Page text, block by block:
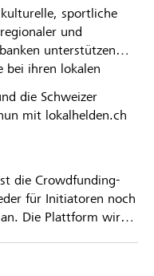
sportliche
und
unterstützen
bei ihren lokalen
die Schweizer
mit lokalhelden.ch
die Crowdfunding-
für Initiatoren noch
Die Plattform wird